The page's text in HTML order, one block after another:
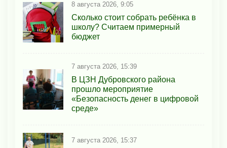
8 августа 2026, 9:05
Сколько стоит собрать ребёнка в
школу? Считаем примерный
бюджет
7 августа 2026, 15:39
В ЦЗН Дубровского района
прошло мероприятие
«Безопасность денег в цифровой
среде»
7 августа 2026, 15:37